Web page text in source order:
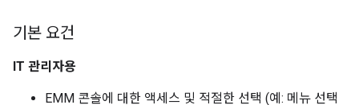
기본 요건
IT 관리자용
EMM 콘솔에 대한 액세스 및 적절한 선택 (예: 메뉴 선택